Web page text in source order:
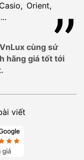
Orient,
cùng sứ
hãng giá tốt tới
viết